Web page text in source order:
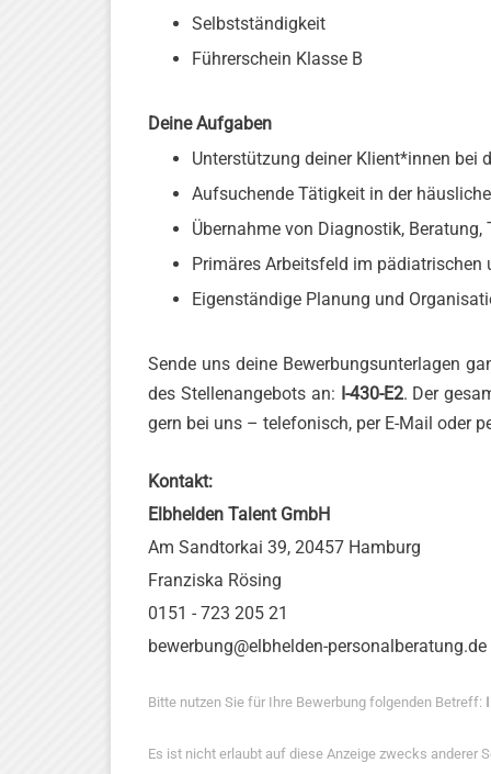
Selbstständigkeit
Führerschein Klasse B
Deine Aufgaben
Unterstützung deiner Klient*innen bei
Aufsuchende Tätigkeit in der
Übernahme von Diagnostik, Beratung,
Primäres Arbeitsfeld im pädiatrischen
Eigenständige Planung und
Sende uns deine Bewerbungsunterlagen
des Stellenangebots an: I-430-E2. Der
gern bei uns – telefonisch, per E-Mail oder
Kontakt:
Elbhelden Talent GmbH
Am Sandtorkai 39, 20457 Hamburg
Franziska Rösing
0151 - 723 205 21
bewerbung@elbhelden-personalberatung.de
Bitte nutzen Sie für Ihre Bewerbung folgenden Betreff:
Es ist nicht erlaubt auf diese Anzeige zwecks anderer